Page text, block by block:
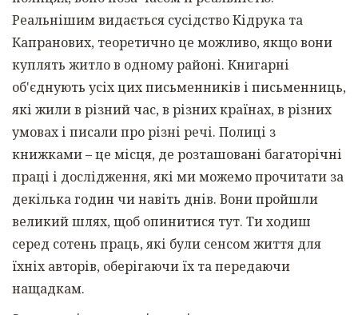
Реальнішим видається сусідство Кідрука та
Капранових, теоретично це можливо, якщо вони
куплять житло в одному районі. Книгарні
об'єднують усіх цих письменників і письменниць,
які жили в різний час, в різних країнах, в різних
умовах і писали про різні речі. Полиці з
книжками – це місця, де розташовані багаторічні
праці і дослідження, які ми можемо прочитати за
декілька годин чи навіть днів. Вони пройшли
великий шлях, щоб опинитися тут. Ти ходиш
серед сотень праць, які були сенсом життя для
їхніх авторів, оберігаючи їх та передаючи
нащадкам.